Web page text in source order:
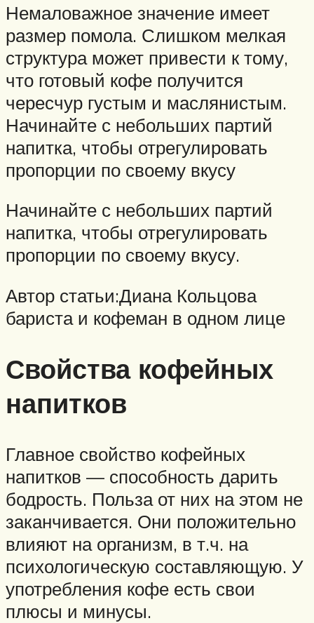
Немаловажное значение имеет
размер помола. Слишком мелкая
структура может привести к тому,
что готовый кофе получится
чересчур густым и маслянистым.
Начинайте с небольших партий
напитка, чтобы отрегулировать
пропорции по своему вкусу
Начинайте с небольших партий
напитка, чтобы отрегулировать
пропорции по своему вкусу.
Автор статьи:Диана Кольцова
бариста и кофеман в одном лице
Свойства кофейных
напитков
Главное свойство кофейных
напитков — способность дарить
бодрость. Польза от них на этом не
заканчивается. Они положительно
влияют на организм, в т.ч. на
психологическую составляющую. У
употребления кофе есть свои
плюсы и минусы.